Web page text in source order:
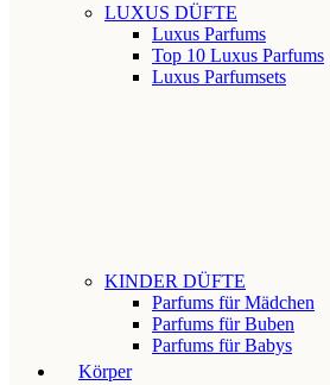
LUXUS DÜFTE
Luxus Parfums
Top 10 Luxus Parfums
Luxus Parfumsets
KINDER DÜFTE
Parfums für Mädchen
Parfums für Buben
Parfums für Babys
Körper